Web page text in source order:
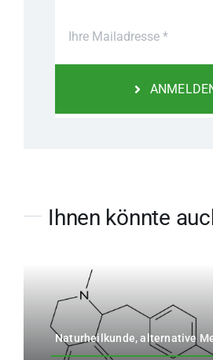
Ihnen könnte
Naturheilkunde, alternative